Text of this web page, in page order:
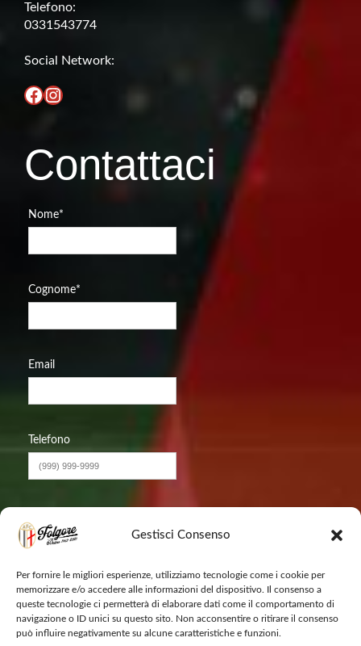
Gestisci Consenso
Per fornire le migliori esperienze, utilizziamo tecnologie come i cookie per
memorizzare e/o accedere alle informazioni del dispositivo. Il consenso a
queste tecnologie ci permetterà di elaborare dati come il comportamento di
navigazione o ID unici su questo sito. Non acconsentire o ritirare il consenso
può influire negativamente su alcune caratteristiche e funzioni.
Telefono:
0331543774
Social Network:
Facebook Instagram
Contattaci
Nome*
Cognome*
Email
Telefono